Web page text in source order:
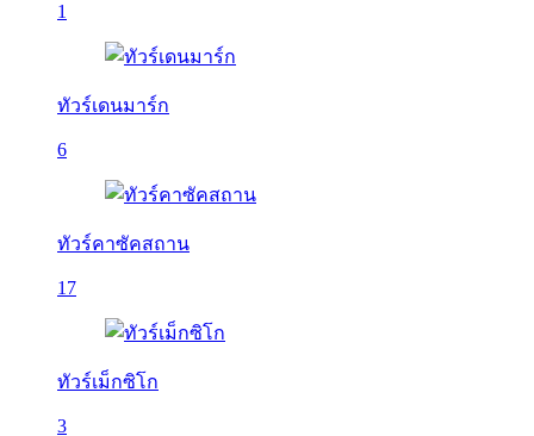
1
ทัวร์เดนมาร์ก
6
ทัวร์คาซัคสถาน
17
ทัวร์เม็กซิโก
3